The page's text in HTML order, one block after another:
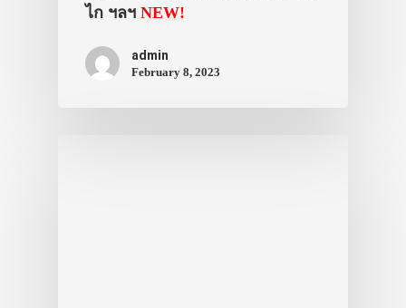
ไก ฯลฯ NEW!
admin
February 8, 2023